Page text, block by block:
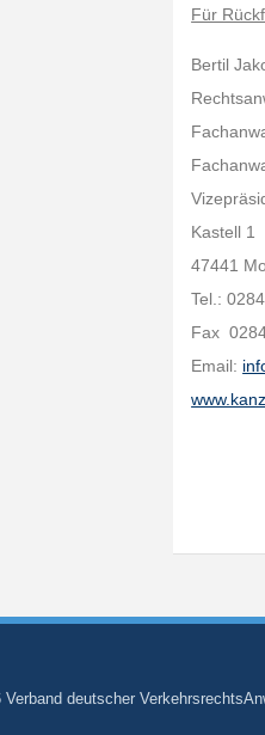
Für
Bertil
Kastell 1
47441
Tel.:
Fax
Email:
deutscher